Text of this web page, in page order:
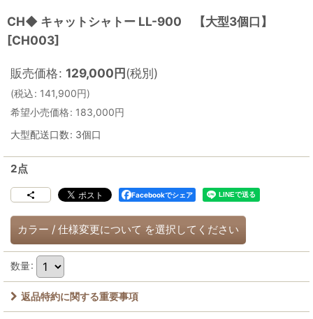
CH◆ キャットシャトー LL-900 【大型3個口】
[CH003]
販売価格: 129,000円(税別)
(税込: 141,900円)
希望小売価格: 183,000円
大型配送口数: 3個口
2点
Facebookでシェア
カラー / 仕様変更について を選択してください
数量:
返品特約に関する重要事項